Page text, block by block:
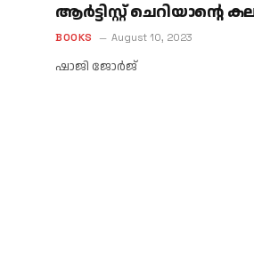
ആര്‍ട്ടിസ്റ്റ് ചെറിയാന്റെ
BOOKS August 10, 2023
ഷാജി ജോര്‍ജ്